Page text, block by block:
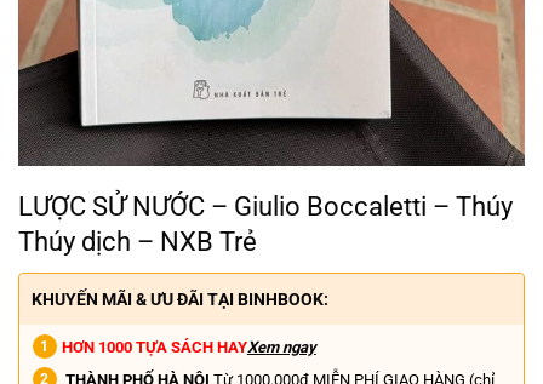
LƯỢC SỬ NƯỚC – Giulio Boccaletti – Thúy
Thúy dịch – NXB Trẻ
KHUYẾN MÃI & ƯU ĐÃI TẠI BINHBOOK:
HƠN 1000 TỰA SÁCH HAYXem ngay
THÀNH PHỐ HÀ NỘI Từ 1000.000đ MIỄN PHÍ GIAO HÀNG (chỉ